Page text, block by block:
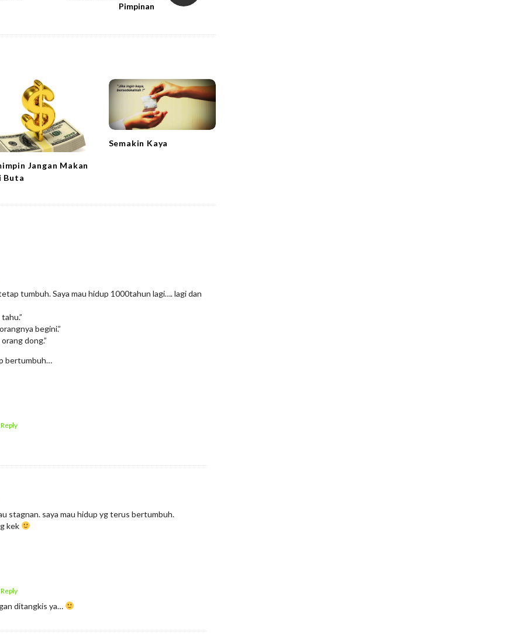
Pimpinan
Jangan Makan
Buta
Semakin Kaya
tumbuh. Saya mau hidup 1000tahun lagi…. lagi dan
begini.”
dong.”
bertumbuh…
stagnan. saya mau hidup yg terus bertumbuh.
kek
ditangkis ya…